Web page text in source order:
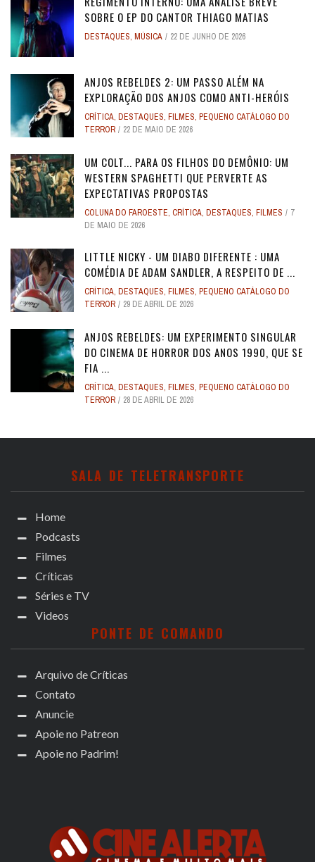
SOBRE O EP DO CANTOR THIAGO MATIAS
DESTAQUES, MÚSICA 22 DE JUNHO DE 2026
ANJOS REBELDES 2: UM PASSO ALÉM NA
EXPLORAÇÃO DOS ANJOS COMO ANTI-HERÓIS
CRÍTICA, DESTAQUES, FILMES, PEQUENO CATÁLOGO DO
TERROR
22 DE MAIO DE 2026
UM COLT... PARA OS FILHOS DO DEMÔNIO: UM
WESTERN SPAGHETTI QUE PERVERTE AS
EXPECTATIVAS PROPOSTAS
COLUNA DO FAROESTE, CRÍTICA, DESTAQUES, FILMES
7
DE MAIO DE 2026
LITTLE NICKY - UM DIABO DIFERENTE : UMA
COMÉDIA DE ADAM SANDLER, A RESPEITO DE ...
CRÍTICA, DESTAQUES, FILMES, PEQUENO CATÁLOGO DO
TERROR
29 DE ABRIL DE 2026
ANJOS REBELDES: UM EXPERIMENTO SINGULAR
DO CINEMA DE HORROR DOS ANOS 1990, QUE SE
FIA ...
CRÍTICA, DESTAQUES, FILMES, PEQUENO CATÁLOGO DO
TERROR
28 DE ABRIL DE 2026
SALA DE TELETRANSPORTE
Home
Podcasts
Filmes
Críticas
Séries e TV
Videos
PONTE DE COMANDO
Arquivo de Críticas
Contato
Anuncie
Apoie no Patreon
Apoie no Padrim!